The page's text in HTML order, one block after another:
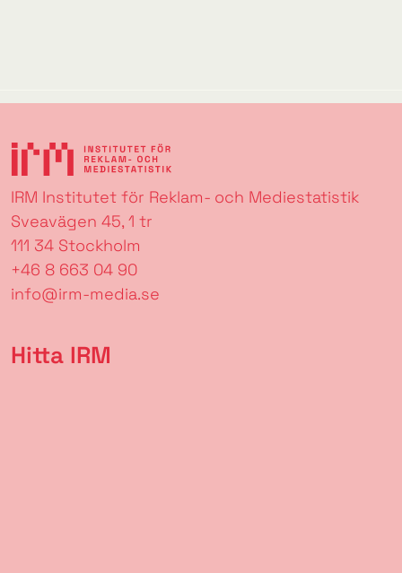
IRM Institutet för Reklam- och Mediestatistik
Sveavägen 45, 1 tr
111 34 Stockholm
+46 8 663 04 90
info@irm-media.se
Hitta IRM